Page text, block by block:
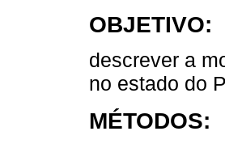
OBJETIVO:
descrever a
no estado do
MÉTODOS: